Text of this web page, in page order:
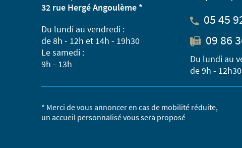
32 rue Hergé Angoulème *
Du lundi au vendredi :
de 8h - 12h et 14h - 19h30
Le samedi :
9h - 13h
05 45
09 86
Du lundi au
de 9h -
* Merci de vous annoncer en cas de mobilité réduite,
un accueil personnalisé vous sera proposé